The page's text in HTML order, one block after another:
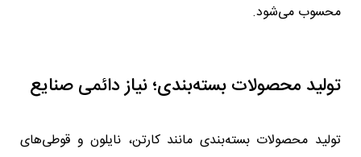
محسوب می‌شود.
تولید محصولات بسته‌بندی؛ نیاز دائمی صنایع
تولید محصولات بسته‌بندی مانند کارتن، نایلون و قوطی‌های